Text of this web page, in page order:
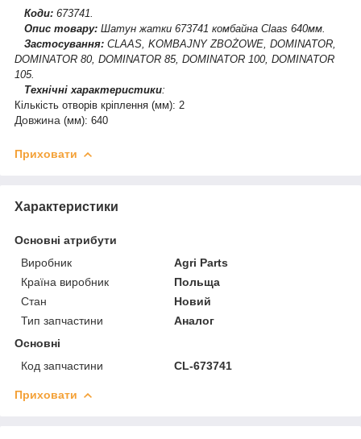
Коди: 673741.
Опис товару: Шатун жатки 673741 комбайна Claas 640мм.
Застосування: CLAAS, KOMBAJNY ZBOŻOWE, DOMINATOR,
DOMINATOR 80, DOMINATOR 85, DOMINATOR 100, DOMINATOR
105.
Технічні характеристики:
Кількість отворів кріплення (мм): 2
Довжина (мм): 640
Приховати
Характеристики
Основні атрибути
Виробник
Agri Parts
Країна виробник
Польща
Стан
Новий
Тип запчастини
Аналог
Основні
Код запчастини
CL-673741
Приховати